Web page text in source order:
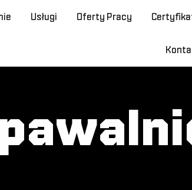
Usługi Oferty Pracy